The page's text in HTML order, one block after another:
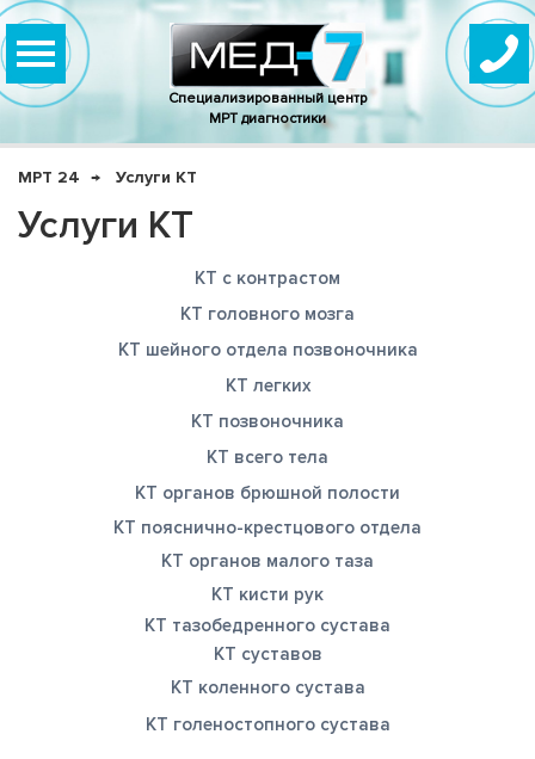
Специализированный центр
МРТ диагностики
МРТ 24 Услуги КТ
Услуги КТ
КТ с контрастом
КТ головного мозга
КТ шейного отдела позвоночника
КТ легких
КТ позвоночника
КТ всего тела
КТ органов брюшной полости
КТ пояснично-крестцового отдела
КТ органов малого таза
КТ кисти рук
КТ тазобедренного сустава
КТ суставов
КТ коленного сустава
КТ голеностопного сустава